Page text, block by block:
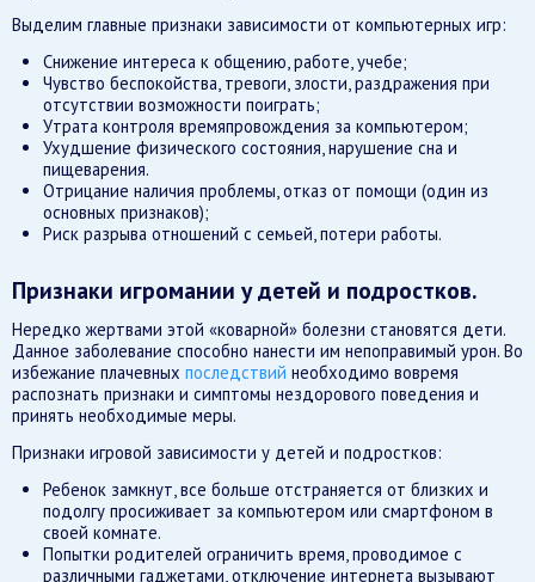
Выделим главные признаки зависимости от компьютерных игр:
Снижение интереса к общению, работе, учебе;
Чувство беспокойства, тревоги, злости, раздражения при
отсутствии возможности поиграть;
Утрата контроля времяпровождения за компьютером;
Ухудшение физического состояния, нарушение сна и
пищеварения.
Отрицание наличия проблемы, отказ от помощи (один из
основных признаков);
Риск разрыва отношений с семьей, потери работы.
Признаки игромании у детей и подростков.
Нередко жертвами этой «коварной» болезни становятся дети.
Данное заболевание способно нанести им непоправимый урон. Во
избежание плачевных последствий необходимо вовремя
распознать признаки и симптомы нездорового поведения и
принять необходимые меры.
Признаки игровой зависимости у детей и подростков:
Ребенок замкнут, все больше отстраняется от близких и
подолгу просиживает за компьютером или смартфоном в
своей комнате.
Попытки родителей ограничить время, проводимое с
различными гаджетами, отключение интернета вызывают